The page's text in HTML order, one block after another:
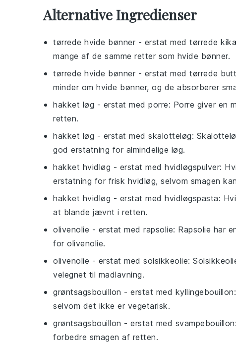
Alternative Ingredienser
tørrede hvide bønner - erstat med tørrede
mange af de samme retter som hvide bønner.
tørrede hvide bønner - erstat med tørrede
minder om hvide bønner, og de absorberer
hakket løg - erstat med porre: Porre giver en
retten.
hakket løg - erstat med skalotteløg:
god erstatning for almindelige løg.
hakket hvidløg - erstat med hvidløgspulver:
erstatning for frisk hvidløg, selvom smagen
hakket hvidløg - erstat med hvidløgspasta:
at blande jævnt i retten.
olivenolie - erstat med rapsolie: Rapsolie har
for olivenolie.
olivenolie - erstat med solsikkeolie:
velegnet til madlavning.
grøntsagsbouillon - erstat med kyllingebouillon
selvom det ikke er vegetarisk.
grøntsagsbouillon - erstat med svampebouillon
forbedre smagen af retten.